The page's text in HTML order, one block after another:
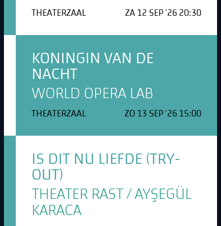
THEATERZAAL ZA 12 SEP '26 20:30
KONINGIN VAN DE
NACHT
WORLD OPERA LAB
THEATERZAAL ZO 13 SEP '26 15:00
IS DIT NU LIEFDE (TRY-
OUT)
THEATER RAST / AYŞEGÜL
KARACA